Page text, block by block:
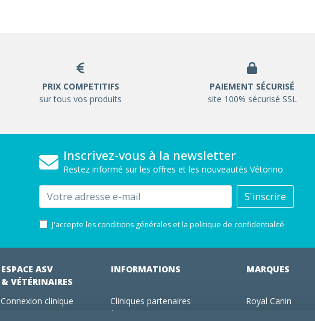
PRIX COMPETITIFS
sur tous vos produits
PAIEMENT SÉCURISÉ
site 100% sécurisé SSL
Inscrivez-vous à la newsletter
Restez informé sur les offres et les nouveautés Vétorino
Email S'inscrire
J'accepte les conditions générales et la politique de confidentialité
ESPACE ASV
& VÉTÉRINAIRES
Connexion clinique
INFORMATIONS
Cliniques partenaires
MARQUES
Royal Canin